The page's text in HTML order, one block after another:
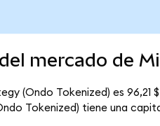
mercado de
(Ondo Tokenized) es 96,21
Tokenized) tiene una